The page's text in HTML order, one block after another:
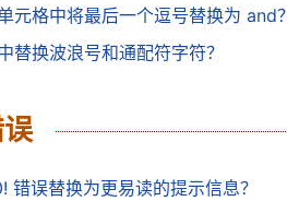
元格中将最后一个逗号替换为 and？
替换波浪号和通配符字符？
错误替换为更易读的提示信息？